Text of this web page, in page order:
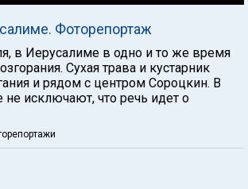
Фоторепортаж
в Иерусалиме в одно и то же время
Сухая трава и кустарник
и рядом с центром Сороцкин. В
исключают, что речь идет о